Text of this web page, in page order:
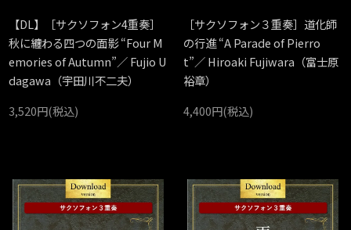
【DL】［サクソフォン4重奏］
秋に纏わる四つの面影 “Four M
emories of Autumn”／ Fujio U
dagawa（宇田川不二夫）
3,520円(税込)
［サクソフォン３重奏］道化師
の行進 “A Parade of Pierro
t”／ Hiroaki Fujiwara（富士原
裕章）
4,400円(税込)